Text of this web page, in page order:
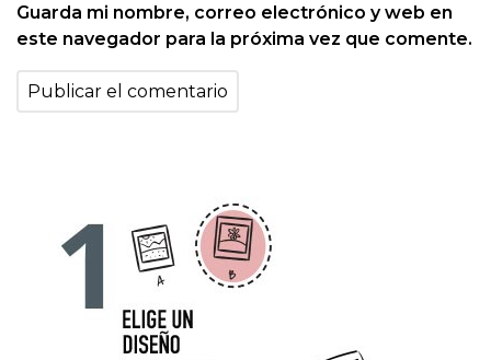
Guarda mi nombre, correo electrónico y web en
este navegador para la próxima vez que comente.